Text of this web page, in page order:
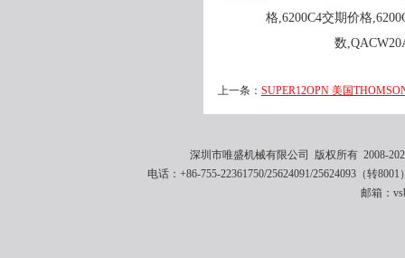
格,6200C4交期价格
数
上一条： SUPER12OPN 美国
深圳市唯盛机械有限公司 版权所有 2008-
电话：+86-755-22361750/25624091/25624093（转
邮箱：